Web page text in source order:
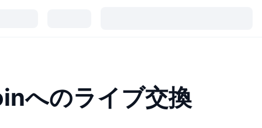
へのライブ交換